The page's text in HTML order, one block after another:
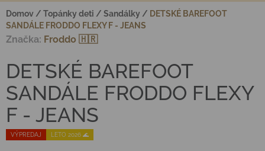
Domov / Topánky deti / Sandálky / DETSKÉ BAREFOOT
SANDÁLE FRODDO FLEXY F - JEANS
VÝPREDAJ LETO 2026 🌊
DETSKÉ BAREFOOT
SANDÁLE FRODDO FLEXY
F - JEANS
Značka: Froddo 🇭🇷